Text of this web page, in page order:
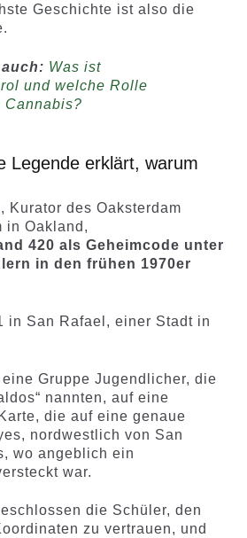
Geschichte ist also die
Was ist
und welche Rolle
Legende erklärt, warum
Kurator des Oaksterdam
in Oakland,
420 als Geheimcode unter
in den frühen 1970er
in San Rafael, einer Stadt in
Gruppe Jugendlicher, die
nannten, auf eine
die auf eine genaue
nordwestlich von San
wo angeblich ein
war.
die Schüler, den
zu vertrauen, und